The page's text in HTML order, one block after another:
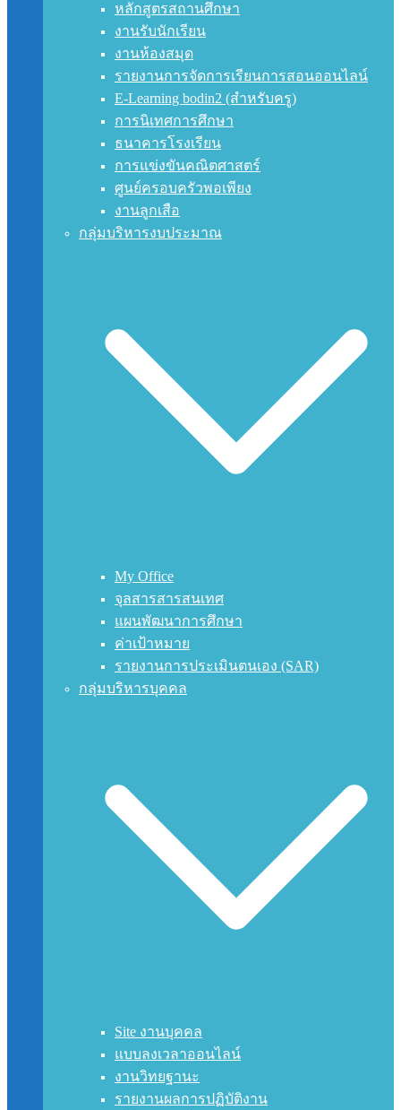
หลักสูตรสถานศึกษา
งานรับนักเรียน
งานห้องสมุด
รายงานการจัดการเรียนการสอนออนไลน์
E-Learning bodin2 (สำหรับครู)
การนิเทศการศึกษา
ธนาคารโรงเรียน
การแข่งขันคณิตศาสตร์
ศูนย์ครอบครัวพอเพียง
งานลูกเสือ
กลุ่มบริหารงบประมาณ
My Office
จุลสารสารสนเทศ
แผนพัฒนาการศึกษา
ค่าเป้าหมาย
รายงานการประเมินตนเอง (SAR)
กลุ่มบริหารบุคคล
Site งานบุคคล
แบบลงเวลาออนไลน์
งานวิทยฐานะ
รายงานผลการปฏิบัติงาน